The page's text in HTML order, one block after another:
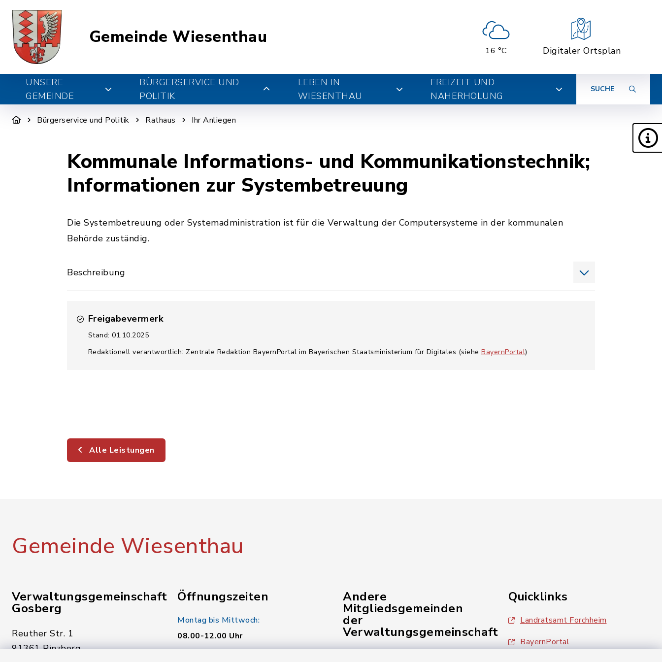
Gemeinde Wiesenthau
16 °C Digitaler Ortsplan
UNSERE
GEMEINDE
BÜRGERSERVICE UND
POLITIK
LEBEN IN
WIESENTHAU
FREIZEIT UND
NAHERHOLUNG
SUCHE
Bürgerservice und Politik Rathaus Ihr Anliegen
Kommunale Informations- und Kommunikationstechnik;
Informationen zur Systembetreuung
Die Systembetreuung oder Systemadministration ist für die Verwaltung der Computersysteme in der kommunalen
Behörde zuständig.
Beschreibung
Freigabevermerk
Stand: 01.10.2025
Redaktionell verantwortlich: Zentrale Redaktion BayernPortal im Bayerischen Staatsministerium für Digitales (siehe BayernPortal)
Alle Leistungen
Gemeinde Wiesenthau
Verwaltungsgemeinschaft
Gosberg
Reuther Str. 1
91361 Pinzberg
Öffnungszeiten
Montag bis Mittwoch:
08.00-12.00 Uhr
Andere
Mitgliedsgemeinden
der
Verwaltungsgemeinschaft
Quicklinks
Landratsamt Forchheim
BayernPortal